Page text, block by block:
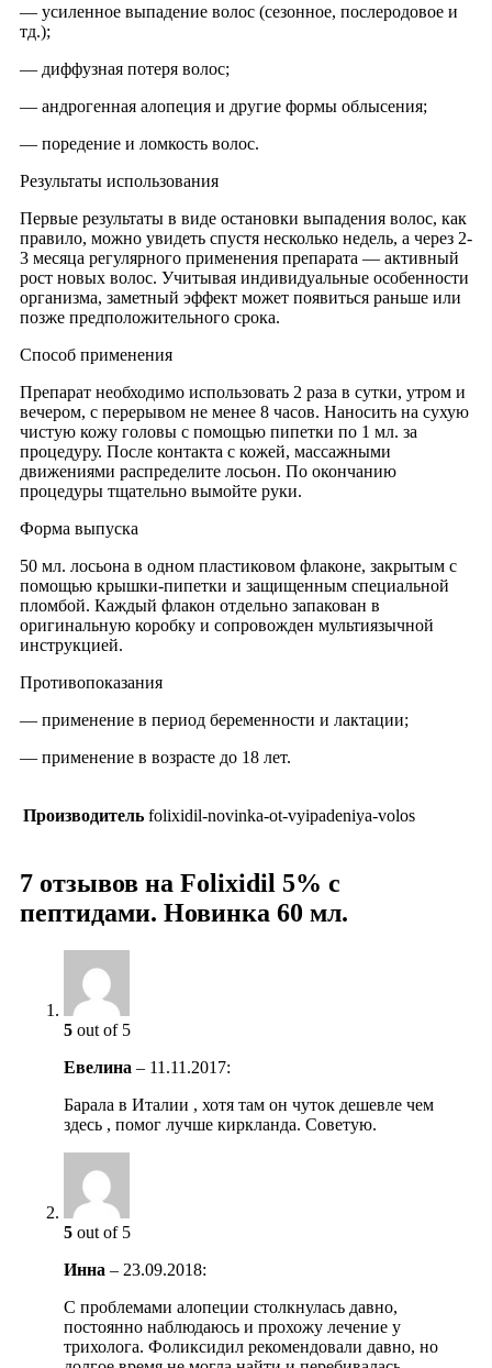
— усиленное выпадение волос (сезонное, послеродовое и
тд.);
— диффузная потеря волос;
— андрогенная алопеция и другие формы облысения;
— поредение и ломкость волос.
Результаты использования
Первые результаты в виде остановки выпадения волос, как
правило, можно увидеть спустя несколько недель, а через 2-
3 месяца регулярного применения препарата — активный
рост новых волос. Учитывая индивидуальные особенности
организма, заметный эффект может появиться раньше или
позже предположительного срока.
Способ применения
Препарат необходимо использовать 2 раза в сутки, утром и
вечером, с перерывом не менее 8 часов. Наносить на сухую
чистую кожу головы с помощью пипетки по 1 мл. за
процедуру. После контакта с кожей, массажными
движениями распределите лосьон. По окончанию
процедуры тщательно вымойте руки.
Форма выпуска
50 мл. лосьона в одном пластиковом флаконе, закрытым с
помощью крышки-пипетки и защищенным специальной
пломбой. Каждый флакон отдельно запакован в
оригинальную коробку и сопровожден мультиязычной
инструкцией.
Противопоказания
— применение в период беременности и лактации;
— применение в возрасте до 18 лет.
Производитель folixidil-novinka-ot-vyipadeniya-volos
7 отзывов на Folixidil 5% с
пептидами. Новинка 60 мл.
5 out of 5
Евелина – 11.11.2017:
Барала в Италии , хотя там он чуток дешевле чем
здесь , помог лучше киркланда. Советую.
5 out of 5
Инна – 23.09.2018:
С проблемами алопеции столкнулась давно,
постоянно наблюдаюсь и прохожу лечение у
трихолога. Фоликсидил рекомендовали давно, но